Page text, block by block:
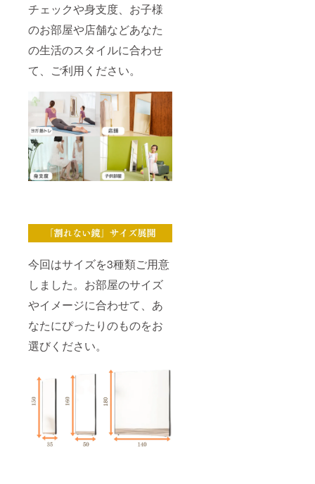
チェックや身支度、お子様
のお部屋や店舗などあなた
の生活のスタイルに合わせ
て、ご利用ください。
今回はサイズを3種類ご用意
しました。お部屋のサイズ
やイメージに合わせて、あ
なたにぴったりのものをお
選びください。